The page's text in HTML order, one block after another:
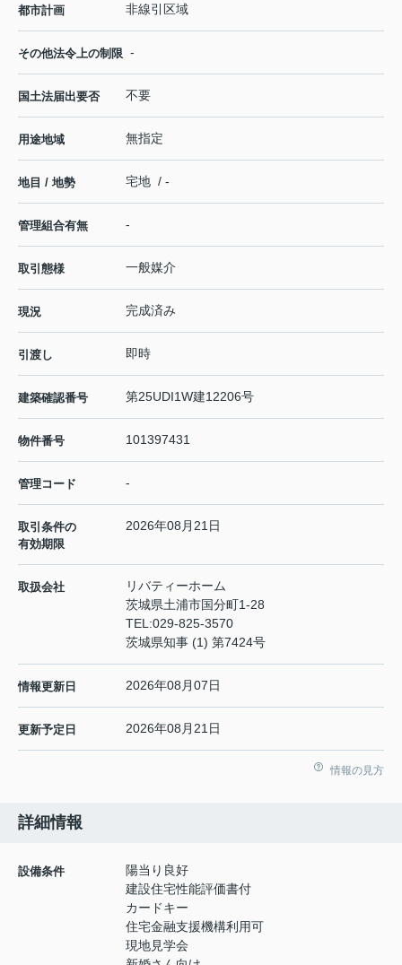
都市計画 非線引区域
その他法令上の制限 -
国土法届出要否 不要
用途地域 無指定
地目 / 地勢 宅地 / -
管理組合有無 -
取引態様 一般媒介
現況 完成済み
引渡し 即時
建築確認番号 第25UDI1W建12206号
物件番号 101397431
管理コード -
取引条件の
有効期限
2026年08月21日
取扱会社
リバティーホーム
茨城県土浦市国分町1-28
TEL:029-825-3570
茨城県知事 (1) 第7424号
情報更新日 2026年08月07日
更新予定日 2026年08月21日
情報の見方
詳細情報
設備条件
陽当り良好
建設住宅性能評価書付
カードキー
住宅金融支援機構利用可
現地見学会